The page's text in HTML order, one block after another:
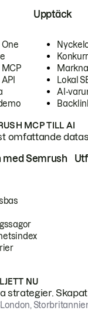
Upptäck
Lokal
AI-
MCP TILL AI
omfattande
med Semrush
NU
strategier.
London,